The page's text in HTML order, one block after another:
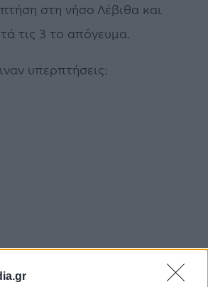
στη νήσο Λέβιθα και
τις 3 το απόγευμα.
υπερπτήσεις: